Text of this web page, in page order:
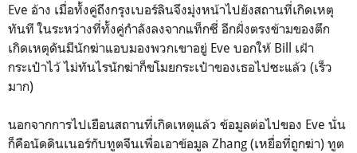
Eve อ้าง เมื่อทั้งคู่ถึงกรุงเบอร์ลินจึงมุ่งหน้าไปยังสถานที่เกิดเหตุ
ทันที ในระหว่างที่ทั้งคู่กำลังลงจากแท็กซี่ อีกฝั่งตรงข้ามของตึก
เกิดเหตุดันมีนักฆ่าแอบมองพวกเขาอยู่ Eve บอกให้ Bill เฝ้า
กระเป๋าไว้ ไม่ทันไรนักฆ่าก็ขโมยกระเป๋าของเธอไปซะแล้ว (เร็ว
มาก)
นอกจากการไปเยือนสถานที่เกิดเหตุแล้ว ข้อมูลต่อไปของ Eve นั่น
ก็คือนัดดินเนอร์กับทูตจีนเพื่อเอาข้อมูล Zhang (เหยื่อที่ถูกฆ่า) ทูต